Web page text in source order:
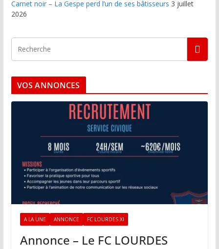
Carnet noir – La Gespe perd l’un de ses bâtisseurs 3 juillet
2026
VOS ANNONCES
A LA UNE ANNONCE FC LOURDES XI
Annonce – Le FC LOURDES